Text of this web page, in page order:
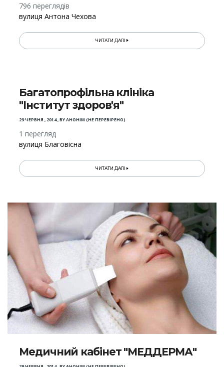
796 переглядів
вулиця Антона Чехова
ЧИТАТИ ДАЛІ
Багатопрофільна клініка
"Інститут здоров'я"
29 ЧЕРВНЯ , 2014,BYАНОНІМ (НЕ ПЕРЕВІРЕНО)
1 перегляд
вулиця Благовісна
ЧИТАТИ ДАЛІ
Медичний кабінет "МЕДДЕРМА"